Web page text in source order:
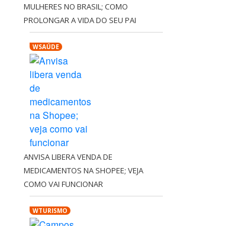
MULHERES NO BRASIL; COMO
PROLONGAR A VIDA DO SEU PAI
WSAÚDE
ANVISA LIBERA VENDA DE
MEDICAMENTOS NA SHOPEE; VEJA
COMO VAI FUNCIONAR
WTURISMO